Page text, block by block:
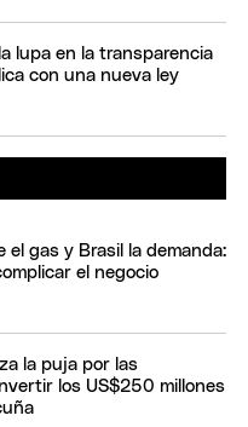
lupa en la transparencia
con una nueva ley
el gas y Brasil la demanda:
el negocio
la puja por las
los US$250 millones